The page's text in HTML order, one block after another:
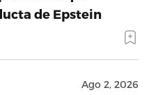
de Epstein
Ago 2, 2026